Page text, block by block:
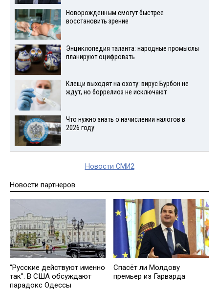
Новорожденным смогут быстрее
восстановить зрение
Энциклопедия таланта: народные промыслы
планируют оцифровать
Клещи выходят на охоту: вирус Бурбон не
ждут, но боррелиоз не исключают
Что нужно знать о начислении налогов в
2026 году
Новости СМИ2
Новости партнеров
"Русские действуют именно
так". В США обсуждают
парадокс Одессы
Спасёт ли Молдову
премьер из Гарварда